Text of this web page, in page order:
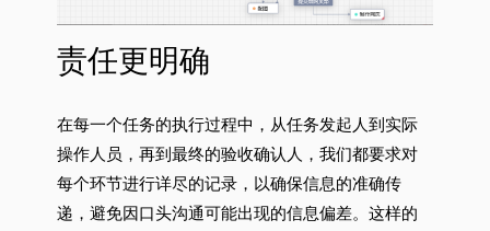
责任更明确
在每一个任务的执行过程中，从任务发起人到实际
操作人员，再到最终的验收确认人，我们都要求对
每个环节进行详尽的记录，以确保信息的准确传
递，避免因口头沟通可能出现的信息偏差。这样的